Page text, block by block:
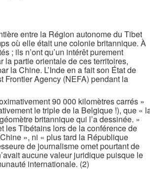
entre la Région autonome du Tibet
où elle était une colonie britannique. À
; ils n’ont qu’un intérêt purement
la partie orientale de ces territoires,
la Chine. L’Inde en a fait son État de
Frontier Agency (NEFA) pendant la
90 000 kilomètres carrés »
le triple de la Belgique !), que «
britannique qui l’a dessinée. »
les Tibétains lors de la conférence de
», ni « plus tard la République
de journalisme omet pourtant de
aucune valeur juridique puisque le
internationale. (2)